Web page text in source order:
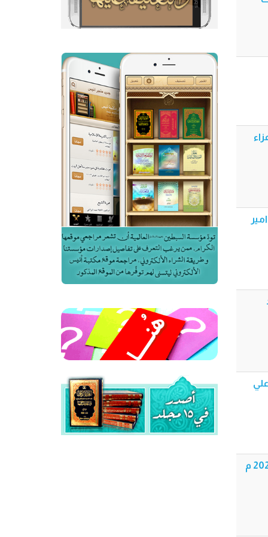
2025 م - مجلس عزاء
الامام علي
وداعا علي - أداء: الملا محمد باقر الخاقاني - مجالس ليالي شهر رمضان المبارك لسنة 1441 هـ - 2020 م